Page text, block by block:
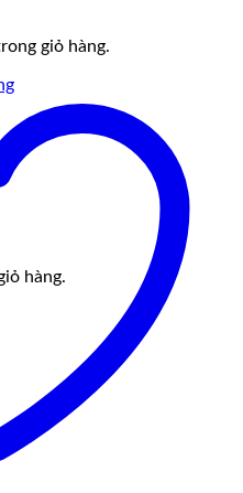
giỏ hàng.
hàng.